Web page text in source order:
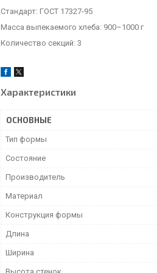
Стандарт: ГОСТ 17327-95
Масса выпекаемого хлеба: 900–1000 г
Количество секций: 3
Характеристики
ОСНОВНЫЕ
Тип формы
Состояние
Производитель
Материал
Конструкция формы
Длина
Ширина